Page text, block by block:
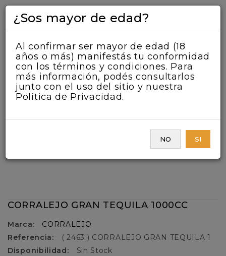
CORRALEJO GRAN TEQUILA 1000CC
Marca:
CORRALEJO
Referencia:
( 2463 ) CORRALEJO GRAN TEQUILA 1
Disponibilidad:
Sin Stock
¿Sos mayor de edad?
Al confirmar ser mayor de edad (18
años o más) manifestás tu conformidad
con los términos y condiciones. Para
más información, podés consultarlos
junto con el uso del sitio y nuestra
Política de Privacidad.
NO SI